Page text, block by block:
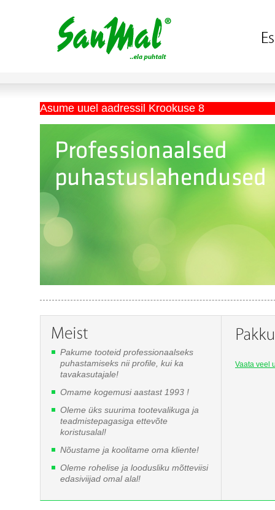
Asume uuel aadressil Krookuse 8
Vaata veel
Pakume tooteid professionaalseks
puhastamiseks nii profile, kui ka
tavakasutajale!
Omame kogemusi aastast 1993 !
Oleme üks suurima tootevalikuga ja
teadmistepagasiga ettevõte
koristusalal!
Nõustame ja koolitame oma kliente!
Oleme rohelise ja loodusliku mõtteviisi
edasiviijad omal alal!